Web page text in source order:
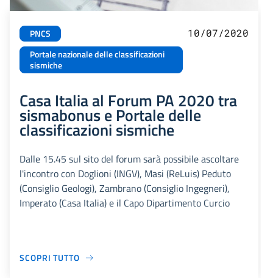
PNCS
Portale nazionale delle classificazioni
sismiche
10/07/2020
Casa Italia al Forum PA 2020 tra
sismabonus e Portale delle
classificazioni sismiche
Dalle 15.45 sul sito del forum sarà possibile ascoltare
l'incontro con Doglioni (INGV), Masi (ReLuis) Peduto
(Consiglio Geologi), Zambrano (Consiglio Ingegneri),
Imperato (Casa Italia) e il Capo Dipartimento Curcio
SCOPRI TUTTO